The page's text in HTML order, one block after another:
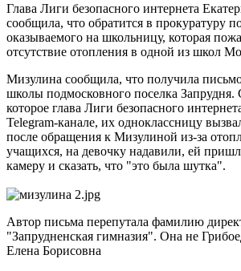
Глава Лиги безопасного интернета
сообщила, что обратится в прокуратуру
оказываемого на школьницу, которая
отсутствие отопления в одной из школ
Мизулина сообщила, что получила
школы подмосковного поселка Запрудня.
которое глава Лиги безопасного
Telegram-канале, их одноклассницу
после обращения к Мизулиной из-за
учащихся, на девочку надавили, ей
камеру и сказать, что "это была шутка".
Автор письма перепутала фамилию
"Запрудненская гимназия". Она не
Елена Борисовна